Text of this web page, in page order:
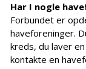
Har I nogle
Forbundet er
haveforeninger.
kreds, du laver
kontakte en